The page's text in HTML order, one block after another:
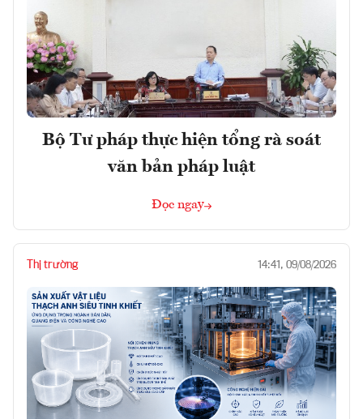
Bộ Tư pháp thực hiện tổng rà soát
văn bản pháp luật
Đọc ngay
Thị trường 14:41, 09/08/2026